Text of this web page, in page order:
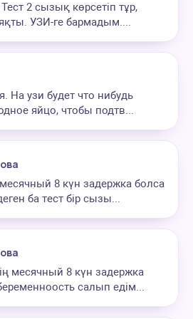
2 сызық көрсетіп тұр,
УЗИ-ге бармадым....
На узи будет что нибудь
яйцо, чтобы подтв...
8 күн задержка болса
ба тест бір сызы...
месячный 8 күн задержка
салып едім...